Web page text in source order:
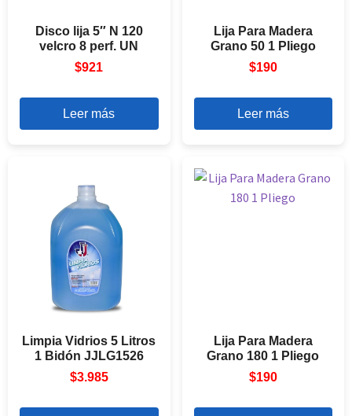
Disco lija 5″ N 120
velcro 8 perf. UN
$921
Leer más
Lija Para Madera
Grano 50 1 Pliego
$190
Leer más
Limpia Vidrios 5 Litros
1 Bidón JJLG1526
$3.985
Lija Para Madera
Grano 180 1 Pliego
$190